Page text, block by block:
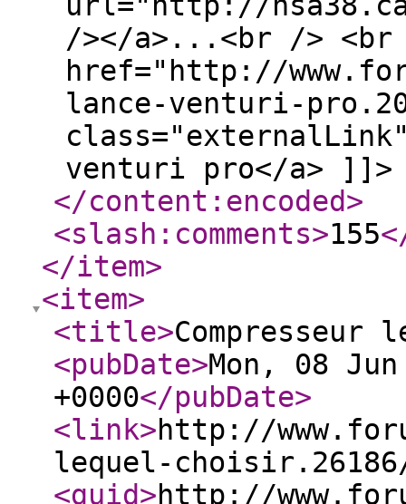
/></a>...<br /> <br
href="http://
lance-venturi-
venturi pro</a> ]]>
</content:encoded>
<slash:comments>155
</item>
<item>
<title>
<pubDate>Mon, 08
+0000</pubDate>
<link>http://
lequel-
<guid>http://